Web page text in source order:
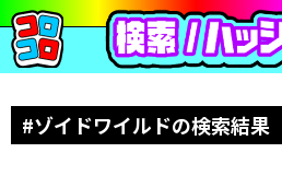
#ゾイドワイルドの検索結果